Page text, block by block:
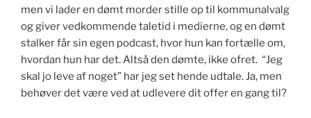
men vi lader en dømt morder stille op til kommunalvalg
og giver vedkommende taletid i medierne, og en dømt
stalker får sin egen podcast, hvor hun kan fortælle om,
hvordan hun har det. Altså den dømte, ikke ofret. “Jeg
skal jo leve af noget” har jeg set hende udtale. Ja, men
behøver det være ved at udlevere dit offer en gang til?